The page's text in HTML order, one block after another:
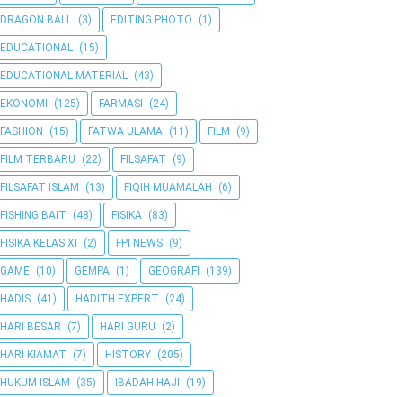
DRAGON BALL (3) EDITING PHOTO (1)
EDUCATIONAL (15)
EDUCATIONAL MATERIAL (43)
EKONOMI (125) FARMASI (24)
FASHION (15) FATWA ULAMA (11) FILM (9)
FILM TERBARU (22) FILSAFAT (9)
FILSAFAT ISLAM (13) FIQIH MUAMALAH (6)
FISHING BAIT (48) FISIKA (83)
FISIKA KELAS XI (2) FPI NEWS (9)
GAME (10) GEMPA (1) GEOGRAFI (139)
HADIS (41) HADITH EXPERT (24)
HARI BESAR (7) HARI GURU (2)
HARI KIAMAT (7) HISTORY (205)
HUKUM ISLAM (35) IBADAH HAJI (19)